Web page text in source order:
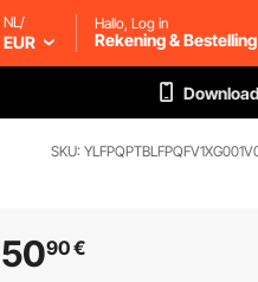
NL/
EUR
Hallo, Log in
Rekening & Bestelling
SKU:
5090€